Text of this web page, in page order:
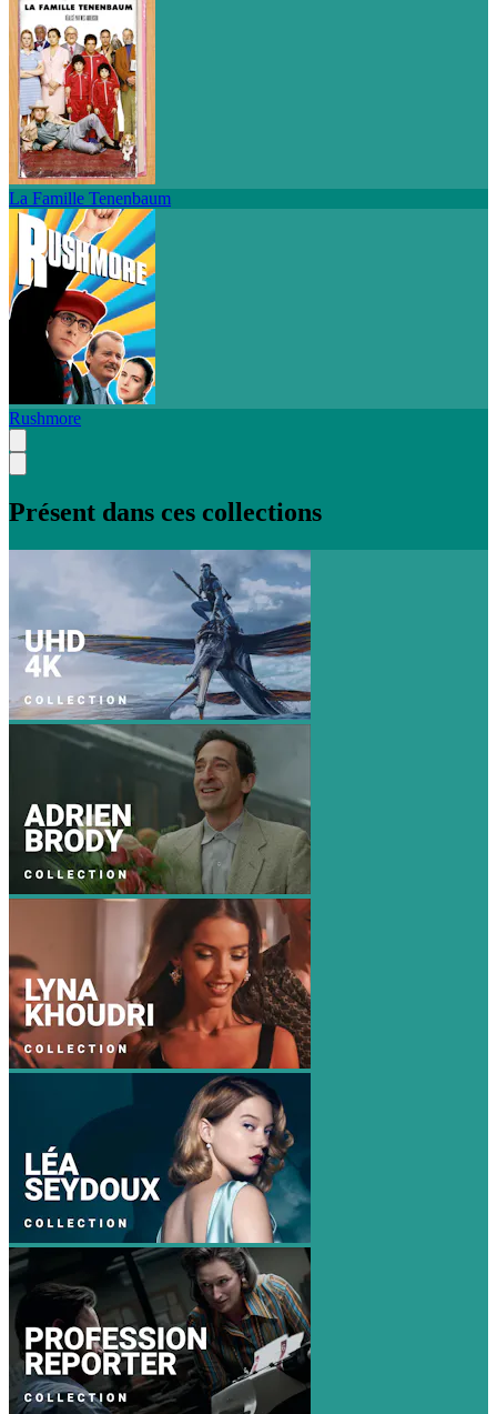
La Famille Tenenbaum
Rushmore
Présent dans ces collections